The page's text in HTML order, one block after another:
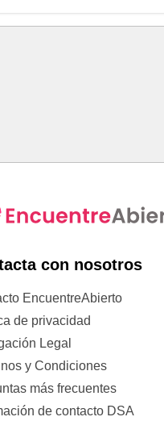
con nosotros
EncuentreAbierto
de privacidad
Legal
y Condiciones
más frecuentes
de contacto DSA